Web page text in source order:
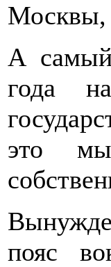
Москвы,
А
года
это
пояс